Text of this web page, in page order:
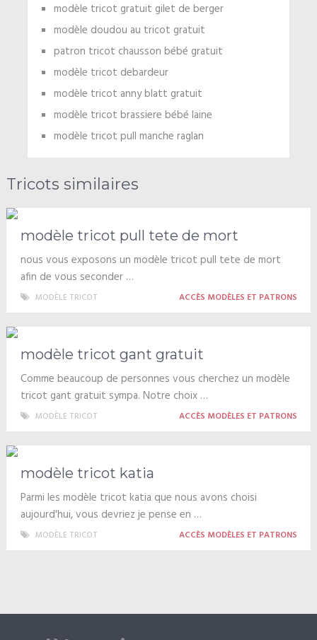
modèle tricot gratuit gilet de berger
modèle doudou au tricot gratuit
patron tricot chausson bébé gratuit
modèle tricot debardeur
modèle tricot anny blatt gratuit
modèle tricot brassiere bébé laine
modèle tricot pull manche raglan
Tricots similaires
modèle tricot pull tete de mort
nous vous exposons un modèle tricot pull tete de mort
afin de vous seconder …
MODÈLE TRICOT ACCÈS MODÈLES ET PATRONS
modèle tricot gant gratuit
Comme beaucoup de personnes vous cherchez un modèle
tricot gant gratuit sympa. Notre choix …
MODÈLE TRICOT ACCÈS MODÈLES ET PATRONS
modèle tricot katia
Parmi les modèle tricot katia que nous avons choisi
aujourd'hui, vous devriez je pense en …
MODÈLE TRICOT ACCÈS MODÈLES ET PATRONS